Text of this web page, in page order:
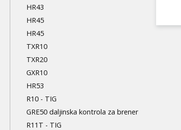
HR43
HR45
HR45
TXR10
TXR20
GXR10
HR53
R10 - TIG
GRE50 daljinska kontrola za brener
R11T - TIG